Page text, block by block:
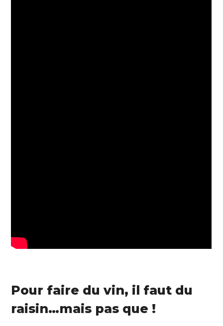
Pour faire du vin, il faut du
raisin…mais pas que !